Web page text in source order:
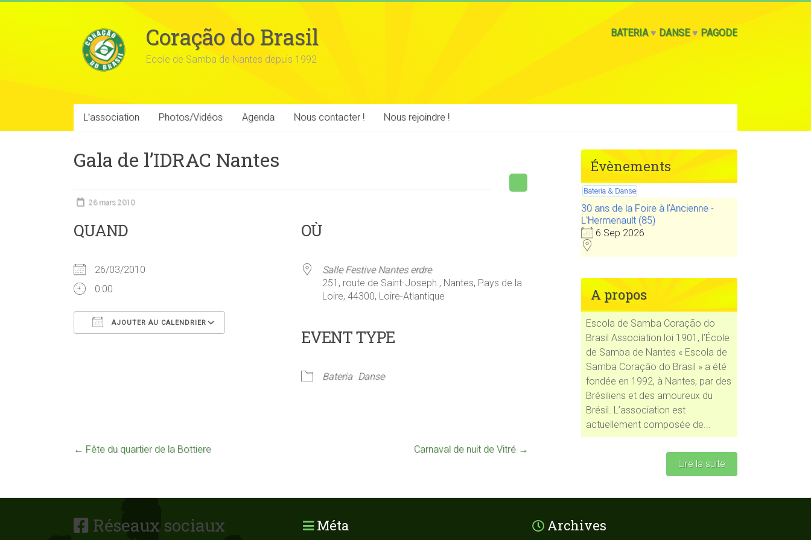
Coração do Brasil
Ecole de Samba de Nantes depuis 1992
BATERIA♥ DANSE♥ PAGODE
L’association Photos/Vidéos Agenda Nous contacter ! Nous rejoindre !
Gala de l’IDRAC Nantes
26 mars 2010
QUAND
26/03/2010
0:00
AJOUTER AU CALENDRIER
Calendrier Google iCalendar Outlook Live
OÙ
Salle Festive Nantes erdre
251, route de Saint-Joseph., Nantes, Pays de la
Loire, 44300, Loire-Atlantique
EVENT TYPE
Bateria Danse
← Fête du quartier de la Bottiere Carnaval de nuit de Vitré →
Évènements
Bateria & Danse
30 ans de la Foire à l'Ancienne -
L'Hermenault (85)
6 Sep 2026
A propos
Escola de Samba Coração do
Brasil Association loi 1901, l’École
de Samba de Nantes « Escola de
Samba Coração do Brasil » a été
fondée en 1992, à Nantes, par des
Brésiliens et des amoureux du
Brésil. L’association est
actuellement composée de...
Lire la suite
Réseaux sociaux Méta Archives